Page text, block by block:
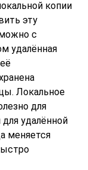
копии
эту
с
удалённая
Локальное
для
удалённой
меняется